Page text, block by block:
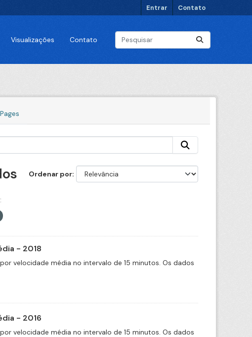
Entrar Contato
Visualizações Contato
Ordenar por
- 2018
velocidade média no intervalo de 15 minutos. Os dados
- 2016
velocidade média no intervalo de 15 minutos. Os dados